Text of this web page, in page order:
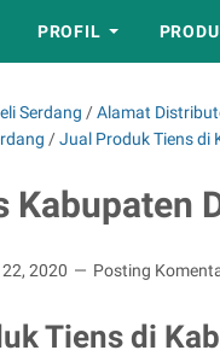
PROFIL
Serdang /Alamat
/Jual Produk Tiens di
2020 Posting
Tiens di